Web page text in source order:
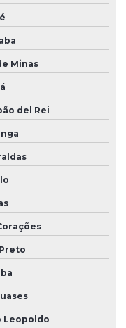
Minas
del Rei
Leopoldo